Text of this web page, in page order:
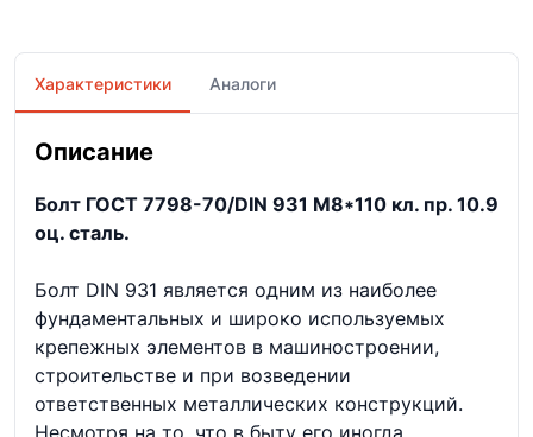
Характеристики Аналоги
Описание
Болт ГОСТ 7798-70/DIN 931 М8*110 кл. пр. 10.9
оц. сталь.
Болт DIN 931 является одним из наиболее
фундаментальных и широко используемых
крепежных элементов в машиностроении,
строительстве и при возведении
ответственных металлических конструкций.
Несмотря на то, что в быту его иногда